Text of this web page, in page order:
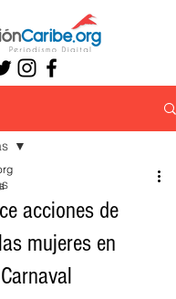
acciones de
mujeres en